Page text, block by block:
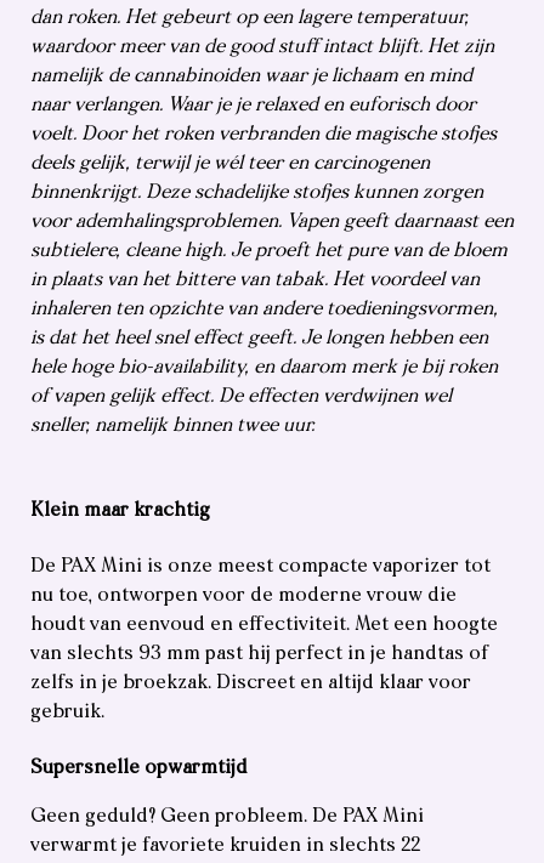
dan roken. Het gebeurt op een lagere temperatuur,
waardoor meer van de good stuff intact blijft. Het zijn
namelijk de cannabinoiden waar je lichaam en mind
naar verlangen. Waar je je relaxed en euforisch door
voelt. Door het roken verbranden die magische stofjes
deels gelijk, terwijl je wél teer en carcinogenen
binnenkrijgt. Deze schadelijke stofjes kunnen zorgen
voor ademhalingsproblemen. Vapen geeft daarnaast een
subtielere, cleane high. Je proeft het pure van de bloem
in plaats van het bittere van tabak. Het voordeel van
inhaleren ten opzichte van andere toedieningsvormen,
is dat het heel snel effect geeft. Je longen hebben een
hele hoge bio-availability, en daarom merk je bij roken
of vapen gelijk effect. De effecten verdwijnen wel
sneller, namelijk binnen twee uur.
Klein maar krachtig
De PAX Mini is onze meest compacte vaporizer tot
nu toe, ontworpen voor de moderne vrouw die
houdt van eenvoud en effectiviteit. Met een hoogte
van slechts 93 mm past hij perfect in je handtas of
zelfs in je broekzak. Discreet en altijd klaar voor
gebruik.
Supersnelle opwarmtijd
Geen geduld? Geen probleem. De PAX Mini
verwarmt je favoriete kruiden in slechts 22